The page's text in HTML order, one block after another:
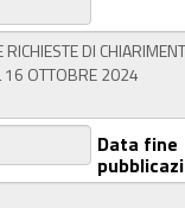
Data fine